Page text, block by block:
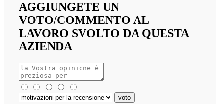
AGGIUNGETE UN
VOTO/COMMENTO AL
LAVORO SVOLTO DA QUESTA
AZIENDA